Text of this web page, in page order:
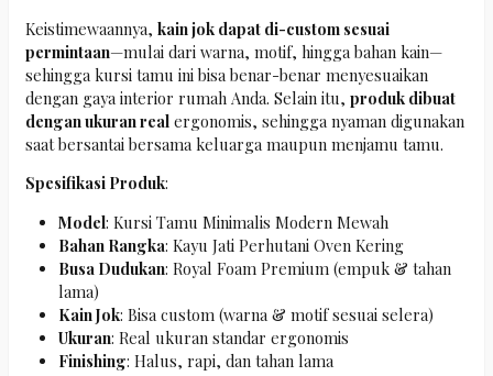
Keistimewaannya, kain jok dapat di-custom sesuai
permintaan—mulai dari warna, motif, hingga bahan kain—
sehingga kursi tamu ini bisa benar-benar menyesuaikan
dengan gaya interior rumah Anda. Selain itu, produk dibuat
dengan ukuran real ergonomis, sehingga nyaman digunakan
saat bersantai bersama keluarga maupun menjamu tamu.
Spesifikasi Produk:
Model: Kursi Tamu Minimalis Modern Mewah
Bahan Rangka: Kayu Jati Perhutani Oven Kering
Busa Dudukan: Royal Foam Premium (empuk & tahan
lama)
Kain Jok: Bisa custom (warna & motif sesuai selera)
Ukuran: Real ukuran standar ergonomis
Finishing: Halus, rapi, dan tahan lama